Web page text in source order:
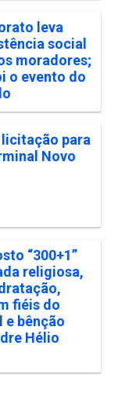
leva
social
moradores;
o evento do
para
Novo
“300+1”
religiosa,
fiéis do
e bênção
Hélio